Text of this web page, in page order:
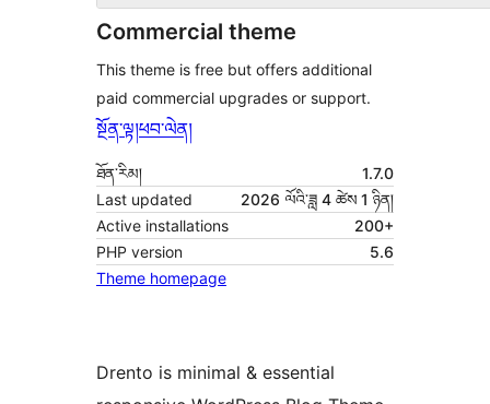
Commercial theme
This theme is free but offers additional
paid commercial upgrades or support.
སྔོན་ལྟ།ཕབ་ལེན།
ཐོན་རིམ།
1.7.0
Last updated
2026 ལོའི་ཟླ 4 ཚེས 1 ཉིན།
Active installations
200+
PHP version
5.6
Theme homepage
Drento is minimal & essential